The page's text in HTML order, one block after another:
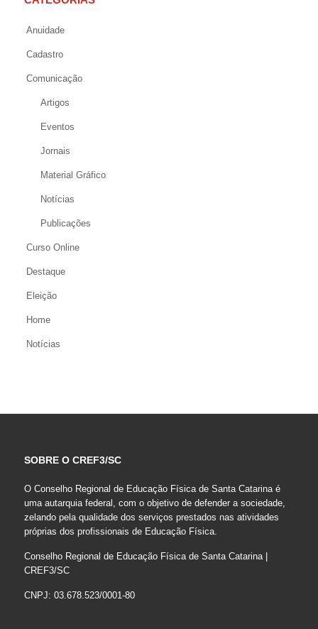
Anuidade
Cadastro
Comunicação
Artigos
Eventos
Jornais
Material Gráfico
Notícias
Publicações
Curso Online
Destaque
Eleição
Home
Notícias
SOBRE O CREF3/SC
O Conselho Regional de Educação Física de Santa Catarina é
uma autarquia federal, com o objetivo de defender a sociedade,
zelando pela qualidade dos serviços prestados nas atividades
próprias dos profissionais de Educação Física.
Conselho Regional de Educação Física de Santa Catarina |
CREF3/SC
CNPJ: 03.678.523/0001-80